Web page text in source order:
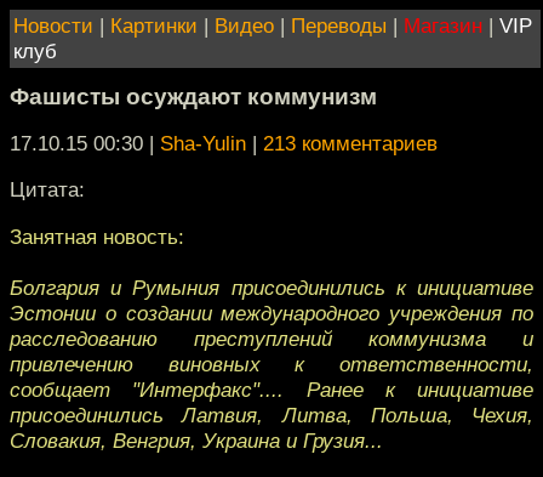
Новости | Картинки | Видео | Переводы | Магазин | VIP
клуб
Фашисты осуждают коммунизм
17.10.15 00:30 | Sha-Yulin | 213 комментариев
Цитата:
Занятная новость:
Болгария и Румыния присоединились к инициативе
Эстонии о создании международного учреждения по
расследованию преступлений коммунизма и
привлечению виновных к ответственности,
сообщает "Интерфакс".... Ранее к инициативе
присоединились Латвия, Литва, Польша, Чехия,
Словакия, Венгрия, Украина и Грузия...